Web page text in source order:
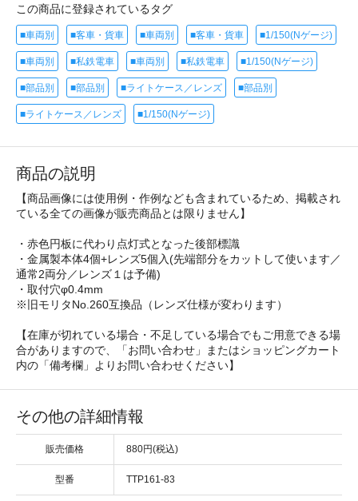
この商品に登録されているタグ
■車両別 ■客車・貨車 ■車両別 ■客車・貨車 ■1/150(Nゲージ)
■車両別 ■私鉄電車 ■車両別 ■私鉄電車 ■1/150(Nゲージ)
■部品別 ■部品別 ■ライトケース／レンズ ■部品別
■ライトケース／レンズ ■1/150(Nゲージ)
商品の説明
【商品画像には使用例・作例なども含まれているため、掲載され
ている全ての画像が販売商品とは限りません】
・赤色円板に代わり点灯式となった後部標識
・金属製本体4個+レンズ5個入(先端部分をカットして使います／
通常2両分／レンズ１は予備)
・取付穴φ0.4mm
※旧モリタNo.260互換品（レンズ仕様が変わります）
【在庫が切れている場合・不足している場合でもご用意できる場
合がありますので、「お問い合わせ」またはショッピングカート
内の「備考欄」よりお問い合わせください】
その他の詳細情報
販売価格 880円(税込)
型番 TTP161-83